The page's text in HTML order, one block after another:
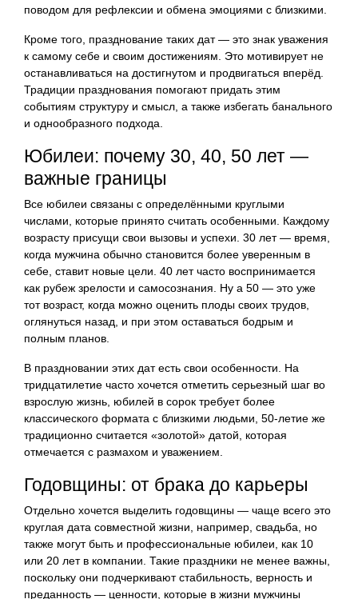
поводом для рефлексии и обмена эмоциями с близкими.
Кроме того, празднование таких дат — это знак уважения
к самому себе и своим достижениям. Это мотивирует не
останавливаться на достигнутом и продвигаться вперёд.
Традиции празднования помогают придать этим
событиям структуру и смысл, а также избегать банального
и однообразного подхода.
Юбилеи: почему 30, 40, 50 лет —
важные границы
Все юбилеи связаны с определёнными круглыми
числами, которые принято считать особенными. Каждому
возрасту присущи свои вызовы и успехи. 30 лет — время,
когда мужчина обычно становится более уверенным в
себе, ставит новые цели. 40 лет часто воспринимается
как рубеж зрелости и самосознания. Ну а 50 — это уже
тот возраст, когда можно оценить плоды своих трудов,
оглянуться назад, и при этом оставаться бодрым и
полным планов.
В праздновании этих дат есть свои особенности. На
тридцатилетие часто хочется отметить серьезный шаг во
взрослую жизнь, юбилей в сорок требует более
классического формата с близкими людьми, 50-летие же
традиционно считается «золотой» датой, которая
отмечается с размахом и уважением.
Годовщины: от брака до карьеры
Отдельно хочется выделить годовщины — чаще всего это
круглая дата совместной жизни, например, свадьба, но
также могут быть и профессиональные юбилеи, как 10
или 20 лет в компании. Такие праздники не менее важны,
поскольку они подчеркивают стабильность, верность и
преданность — ценности, которые в жизни мужчины